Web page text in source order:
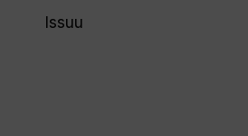
Issuu